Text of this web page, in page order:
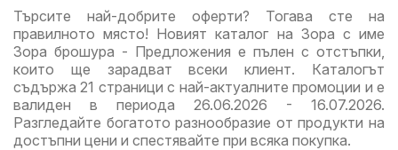
Търсите най-добрите оферти? Тогава сте на
правилното място! Новият каталог на Зора с име
Зора брошура - Предложения е пълен с отстъпки,
които ще зарадват всеки клиент. Каталогът
съдържа 21 страници с най-актуалните промоции и е
валиден в периода 26.06.2026 - 16.07.2026.
Разгледайте богатото разнообразие от продукти на
достъпни цени и спестявайте при всяка покупка.